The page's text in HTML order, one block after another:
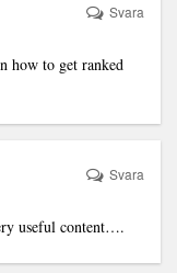
how to get ranked
Svara
useful content….
Svara